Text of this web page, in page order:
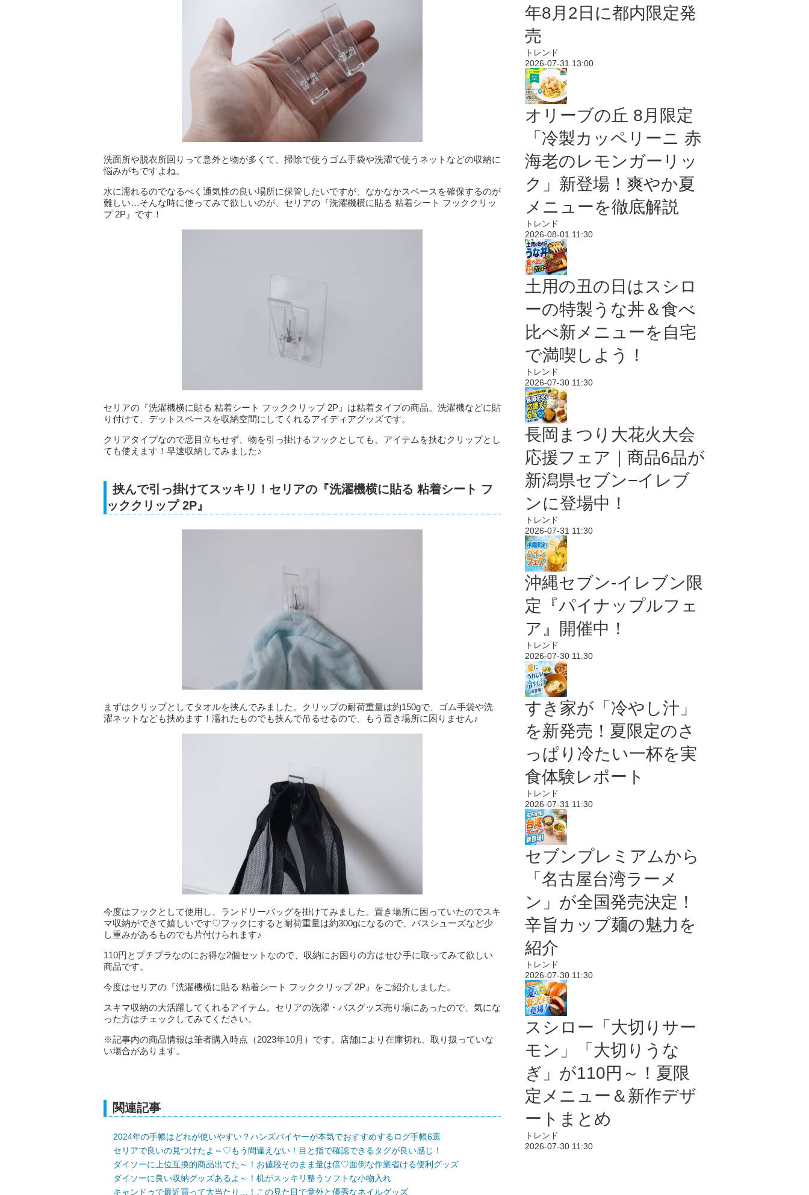
洗面所や脱衣所回りって意外と物が多くて、掃除で使うゴム手袋や洗濯で使うネットなどの収納に
悩みがちですよね。
水に濡れるのでなるべく通気性の良い場所に保管したいですが、なかなかスペースを確保するのが
難しい…そんな時に使ってみて欲しいのが、セリアの『洗濯機横に貼る 粘着シート フッククリッ
プ 2P』です！
セリアの『洗濯機横に貼る 粘着シート フッククリップ 2P』は粘着タイプの商品。洗濯機などに貼
り付けて、デットスペースを収納空間にしてくれるアイディアグッズです。
クリアタイプなので悪目立ちせず、物を引っ掛けるフックとしても、アイテムを挟むクリップとし
ても使えます！早速収納してみました♪
挟んで引っ掛けてスッキリ！セリアの『洗濯機横に貼る 粘着シート フ
ッククリップ 2P』
まずはクリップとしてタオルを挟んでみました。クリップの耐荷重量は約150gで、ゴム手袋や洗
濯ネットなども挟めます！濡れたものでも挟んで吊るせるので、もう置き場所に困りません♪
今度はフックとして使用し、ランドリーバッグを掛けてみました。置き場所に困っていたのでスキ
マ収納ができて嬉しいです♡フックにすると耐荷重量は約300gになるので、バスシューズなど少
し重みがあるものでも片付けられます♪
110円とプチプラなのにお得な2個セットなので、収納にお困りの方はせひ手に取ってみて欲しい
商品です。
今度はセリアの『洗濯機横に貼る 粘着シート フッククリップ 2P』をご紹介しました。
スキマ収納の大活躍してくれるアイテム。セリアの洗濯・バスグッズ売り場にあったので、気にな
った方はチェックしてみてください。
※記事内の商品情報は筆者購入時点（2023年10月）です。店舗により在庫切れ、取り扱っていな
い場合があります。
関連記事
2024年の手帳はどれが使いやすい？ハンズバイヤーが本気でおすすめするログ手帳6選
セリアで良いの見つけたよ～♡もう間違えない！目と指で確認できるタグが良い感じ！
ダイソーに上位互換的商品出てた～！お値段そのまま量は倍♡面倒な作業省ける便利グッズ
ダイソーに良い収納グッズあるよ～！机がスッキリ整うソフトな小物入れ
キャンドゥで最近買って大当たり…！この見た目で意外と優秀なネイルグッズ
年8月2日に都内限定発
売
トレンド
2026-07-31 13:00
オリーブの丘 8月限定
「冷製カッペリーニ 赤
海老のレモンガーリッ
ク」新登場！爽やか夏
メニューを徹底解説
トレンド
2026-08-01 11:30
土用の丑の日はスシロ
ーの特製うな丼＆食べ
比べ新メニューを自宅
で満喫しよう！
トレンド
2026-07-30 11:30
長岡まつり大花火大会
応援フェア｜商品6品が
新潟県セブン−イレブ
ンに登場中！
トレンド
2026-07-31 11:30
沖縄セブン‐イレブン限
定『パイナップルフェ
ア』開催中！
トレンド
2026-07-30 11:30
すき家が「冷やし汁」
を新発売！夏限定のさ
っぱり冷たい一杯を実
食体験レポート
トレンド
2026-07-31 11:30
セブンプレミアムから
「名古屋台湾ラーメ
ン」が全国発売決定！
辛旨カップ麺の魅力を
紹介
トレンド
2026-07-30 11:30
スシロー「大切りサー
モン」「大切りうな
ぎ」が110円～！夏限
定メニュー＆新作デザ
ートまとめ
トレンド
2026-07-30 11:30